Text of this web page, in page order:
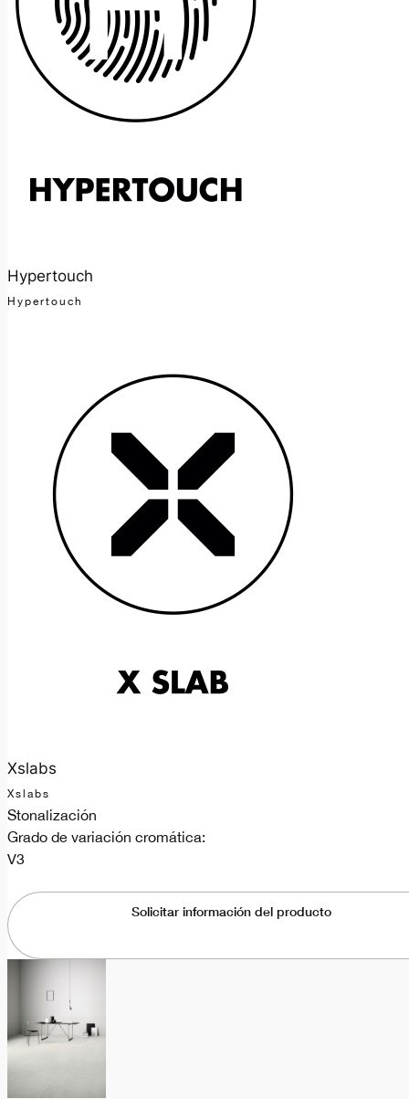
Hypertouch
Hypertouch
Xslabs
Xslabs
Stonalización
Grado de variación cromática:
V3
Solicitar información del producto